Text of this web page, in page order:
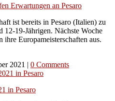
Erwartungen an Pesaro
ist bereits in Pesaro (Italien) zu
12-19-Jährigen. Nächste Woche
ihre Europameisterschaften aus.
2021 | 0 Comments
in Pesaro